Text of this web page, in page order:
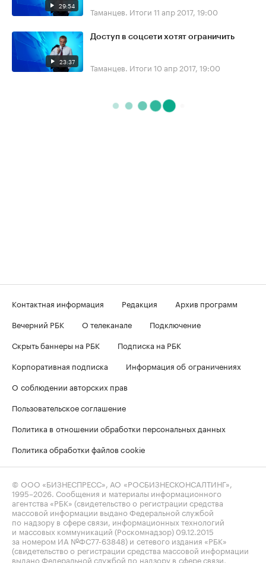
29:54 Таманцев. Итоги 11 апр 2017, 19:00
23:37
Доступ в соцсети хотят ограничить
Таманцев. Итоги 10 апр 2017, 19:00
Контактная информация Редакция
Архив программ
Вечерний РБК
О телеканале
Подключение
Скрыть баннеры на РБК
Подписка на РБК
Корпоративная подписка
Информация об ограничениях
О соблюдении авторских прав
Пользовательское соглашение
Политика в отношении обработки персональных данных
Политика обработки файлов cookie
© ООО «БИЗНЕСПРЕСС», АО «РОСБИЗНЕСКОНСАЛТИНГ»,
1995–2026 . Сообщения и материалы информационного
агентства «РБК» (свидетельство о регистрации средства
массовой информации выдано Федеральной службой
по надзору в сфере связи, информационных технологий
и массовых коммуникаций (Роскомнадзор) 09.12.2015
за номером ИА №ФС77-63848) и сетевого издания «РБК»
(свидетельство о регистрации средства массовой информации
выдано Федеральной службой по надзору в сфере связи,